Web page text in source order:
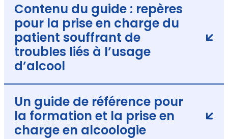
Contenu du guide : repères
pour la prise en charge du
patient souffrant de
troubles liés à l’usage
d’alcool
Un guide de référence pour
la formation et la prise en
charge en alcoologie